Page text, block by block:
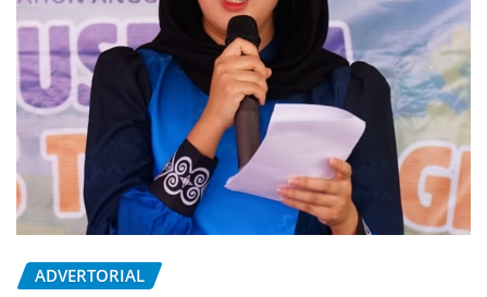
ADVERTORIAL